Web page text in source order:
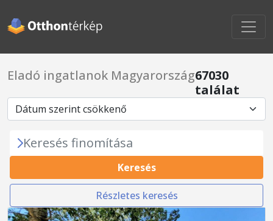
Eladó ingatlanok Magyarország67030
találat
Keresés finomítása
Keresés
Részletes keresés